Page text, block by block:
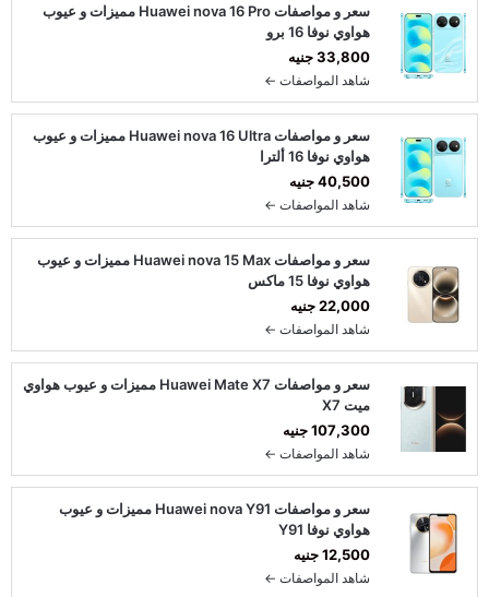
سعر و مواصفات Huawei nova 16 Pro مميزات و عيوب
هواوي نوفا 16 برو
33,800 جنيه
شاهد المواصفات ←
سعر و مواصفات Huawei nova 16 Ultra مميزات و عيوب
هواوي نوفا 16 ألترا
40,500 جنيه
شاهد المواصفات ←
سعر و مواصفات Huawei nova 15 Max مميزات و عيوب
هواوي نوفا 15 ماكس
22,000 جنيه
شاهد المواصفات ←
سعر و مواصفات Huawei Mate X7 مميزات و عيوب هواوي
ميت X7
107,300 جنيه
شاهد المواصفات ←
سعر و مواصفات Huawei nova Y91 مميزات و عيوب
هواوي نوفا Y91
12,500 جنيه
شاهد المواصفات ←